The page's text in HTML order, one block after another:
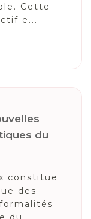
Cette
e...
du
constitue
des